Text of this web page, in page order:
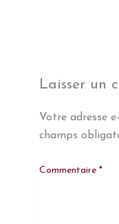
Laisser un
Votre adresse
champs
Commentaire *